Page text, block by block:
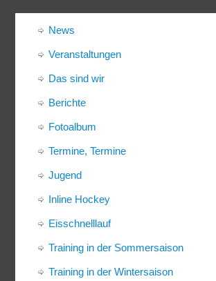
News
Veranstaltungen
Das sind wir
Berichte
Fotoalbum
Termine, Termine
Jugend
Inline Hockey
Eisschnelllauf
Training in der Sommersaison
Training in der Wintersaison